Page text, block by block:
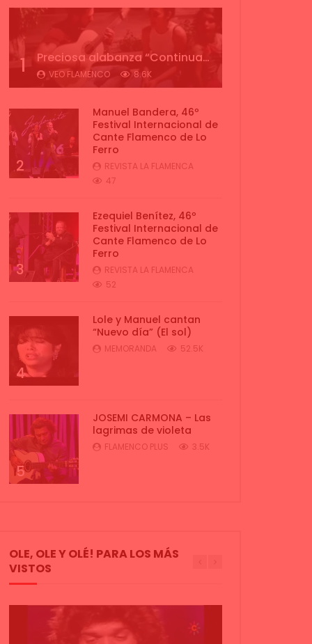
1 Preciosa alabanza “Continua” cantada por ALBA CORTES acompañada de IVAN a la guitarra | VEOFLAMENCO
VEO FLAMENCO 8.6K
2
Manuel Bandera, 46º
Festival Internacional de
Cante Flamenco de Lo
Ferro
REVISTA LA FLAMENCA
47
3
Ezequiel Benítez, 46º
Festival Internacional de
Cante Flamenco de Lo
Ferro
REVISTA LA FLAMENCA
52
4
Lole y Manuel cantan
“Nuevo día” (El sol)
MEMORANDA 52.5K
5
JOSEMI CARMONA – Las
lagrimas de violeta
FLAMENCO PLUS 3.5K
OLE, OLE Y OLÉ! PARA LOS MÁS
VISTOS